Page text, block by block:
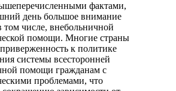
фактами,
день большое внимание
том числе, внебольничной
помощи. Многие страны
к политике
системы всесторонней
помощи гражданам с
проблемами, что